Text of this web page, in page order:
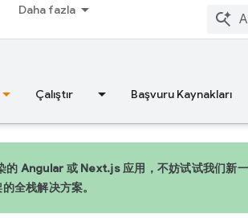
Daha fazla
Çalıştır Başvuru Kaynakları
的 Angular 或 Next.js 应用，不妨试试我们新
全栈解决方案。